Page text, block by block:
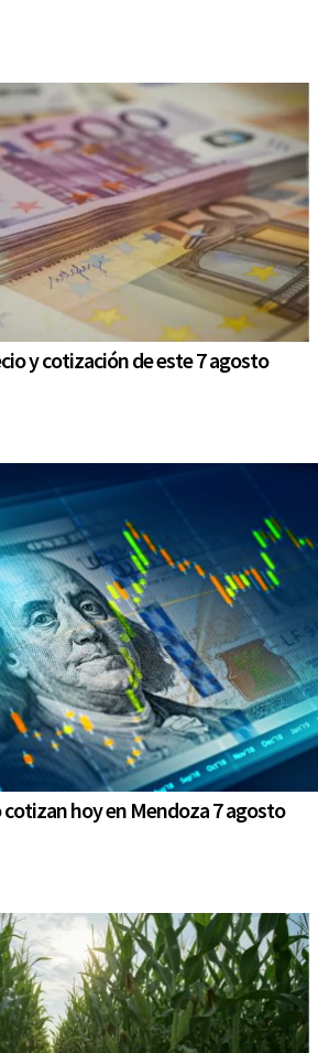
y cotización de este 7 agosto
cotizan hoy en Mendoza 7 agosto